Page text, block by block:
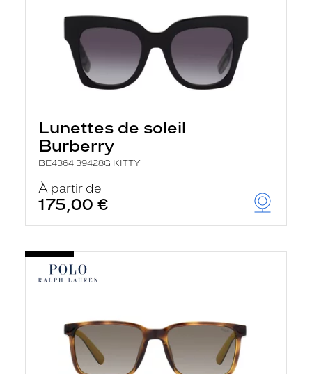
Lunettes de soleil
Burberry
BE4364 39428G KITTY
À partir de
175,00 €